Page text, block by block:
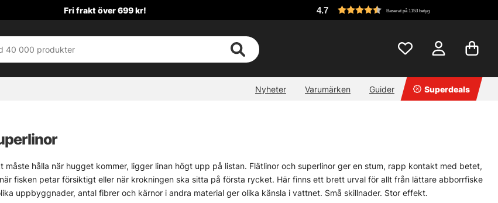
Fri frakt över 699 kr! 4.7 Baserat på 1153 betyg
Nyheter Varumärken Guider Superdeals
måste hålla när hugget kommer, ligger linan högt upp på listan. Flätlinor och superlinor ger en stum, rapp kontakt med betet,
fisken petar försiktigt eller när krokningen ska sitta på första rycket. Här finns ett brett urval för allt från lättare abborrfiske
uppbyggnader, antal fibrer och kärnor i andra material ger olika känsla i vattnet. Små skillnader. Stor effekt.